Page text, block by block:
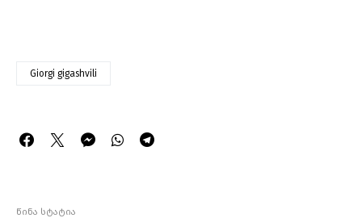
Giorgi gigashvili
წინა სტატია